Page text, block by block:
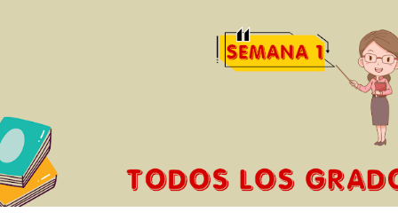
diferentes materiales que hacen que todo esto sea posible,
recordándoles que nosotros solo los compartimos con fines educativos,
didácticos e informativos. ☺️ Obtén documento completo aquí 👇👇 👇